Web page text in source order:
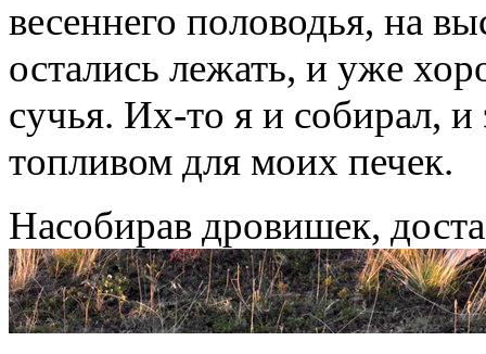
весеннего половодья, на
остались лежать, и уже
сучья. Их-то я и собирал,
топливом для моих печек.
Насобирав дровишек,